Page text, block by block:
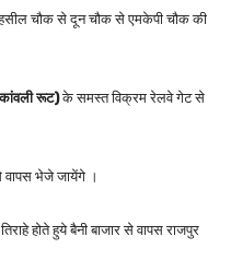
चौक से दून चौक से एमकेपी चौक की
रूट)के समस्त विक्रम रेलवे गेट से
भेजे जायेंगे ।
होते हुये बैनी बाजार से वापस राजपुर